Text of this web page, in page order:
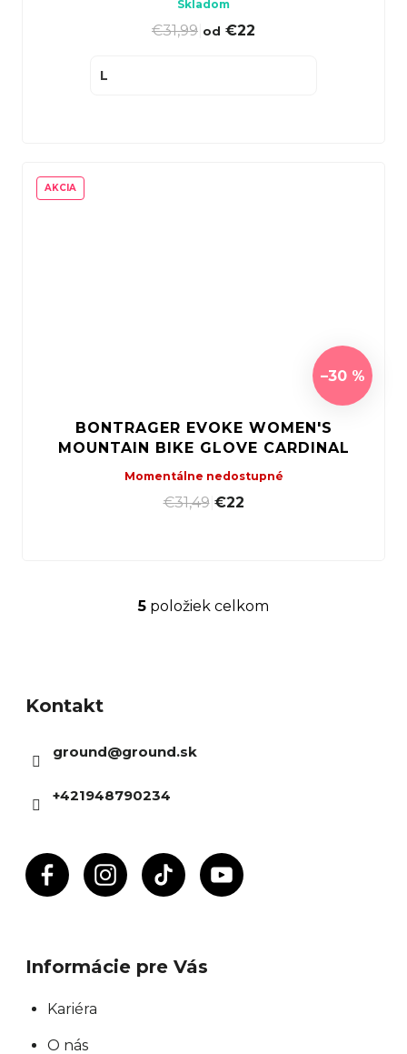
Skladom
€31,99 od €22
L
AKCIA
–30 %
BONTRAGER EVOKE WOMEN'S
MOUNTAIN BIKE GLOVE CARDINAL
Momentálne nedostupné
€31,49| €22
O
r
v
v
5 položiek celkom
Kontakt
ground@ground.sk
+421948790234
Informácie pre Vás
Kariéra
O nás